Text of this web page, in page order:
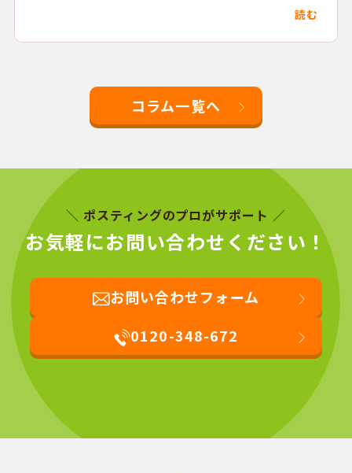
読む
コラム一覧へ
＼ ポスティングのプロがサポート ／
お気軽にお問い合わせください！
お問い合わせフォーム
0120-348-672